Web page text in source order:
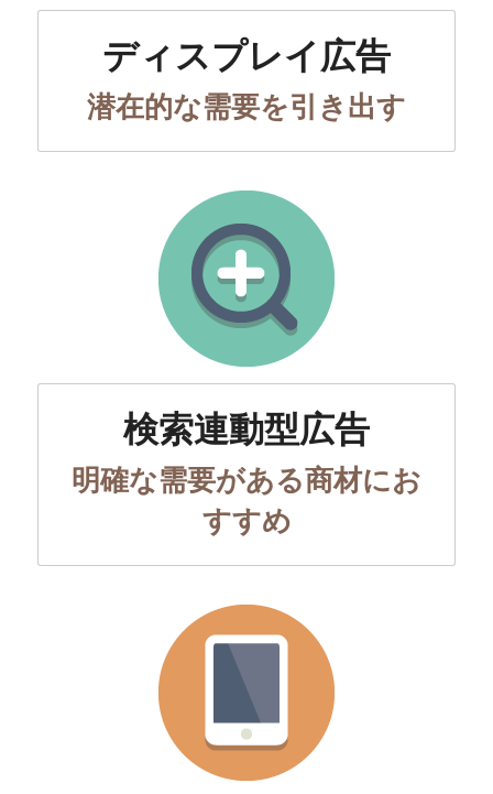
ディスプレイ広告
潜在的な需要を引き出す
検索連動型広告
明確な需要がある商材にお
すすめ